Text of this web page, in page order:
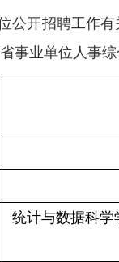
公开招聘工作
事业单位人事综
统计与数据科学